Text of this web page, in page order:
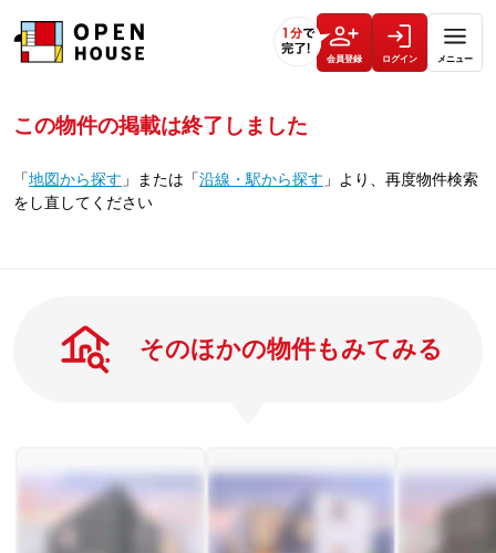
会員登録 ログイン メニュー
この物件の掲載は終了しました
「地図から探す 」 または 「沿線・駅から探す 」 より、再度物件検索
をし直してください
そのほかの物件もみてみる